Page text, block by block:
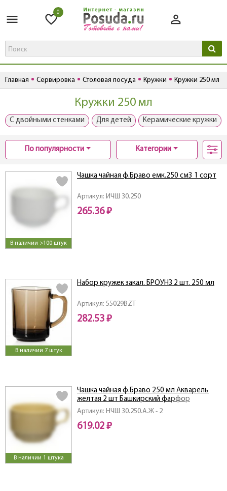
0
Главная Сервировка Столовая посуда Кружки Кружки 250 мл
Кружки 250 мл
С двойными стенками Для детей Керамические кружки
По популярности Категории
В наличии >100 штук
Артикул: ИЧШ 30.250
Чашка чайная ф.Браво емк.250 см3 1 сорт
265.36 ₽
В наличии 7 штук
Артикул: 55029BZT
Набор кружек закал. БРОУНЗ 2 шт. 250 мл
282.53 ₽
В наличии 1 штука
Артикул: НЧШ 30.250.А.Ж - 2
Чашка чайная ф.Браво 250 мл Акварель
желтая 2 шт Башкирский фарфор
619.02 ₽